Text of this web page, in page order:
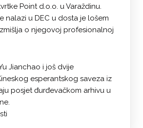
Point d.o.o. u Varaždinu.
nalazi u DEC u dosta je lošem
o njegovoj profesionalnoj
Jianchao i još dvije
esperantskog saveza iz
posjet đurđevačkom arhivu u